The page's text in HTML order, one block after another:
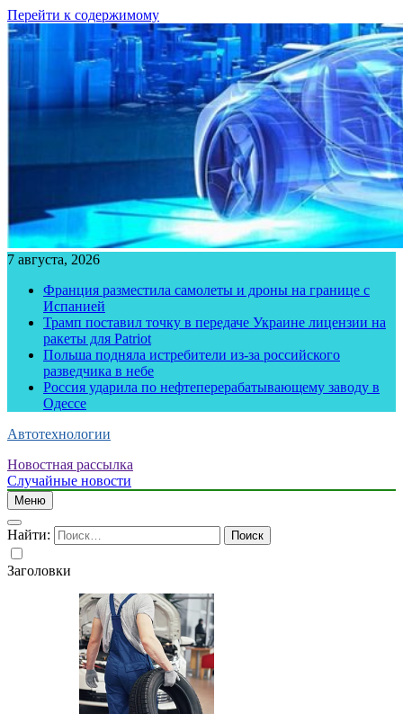
Перейти к содержимому
7 августа, 2026
Франция разместила самолеты и дроны на границе с
Испанией
Трамп поставил точку в передаче Украине лицензии на
ракеты для Patriot
Польша подняла истребители из-за российского
разведчика в небе
Россия ударила по нефтеперерабатывающему заводу в
Одессе
Автотехнологии
Новостная рассылка
Случайные новости
Меню
Найти:
Заголовки